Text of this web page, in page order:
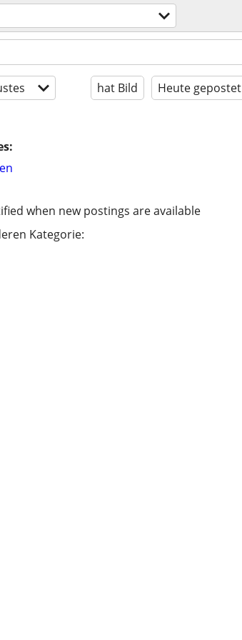
hat Bild Heute gepostet
when new postings are available
Kategorie: